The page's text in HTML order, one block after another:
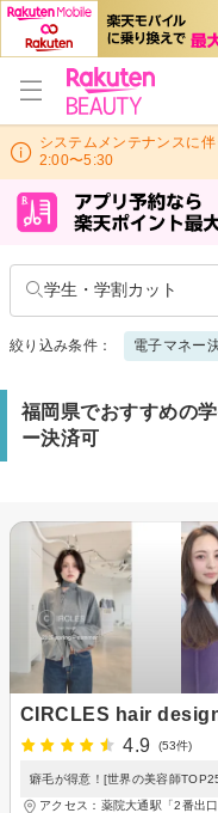
システムメンテナンスに
2:00〜5:30
学生・学割カット
絞り込み条件： 電子マネー
福岡県でおすすめの
ー決済可
CIRCLES hair
4.9
(53件)
癖毛が得意！[世界の美容師
アクセス：薬院大通駅「2番出